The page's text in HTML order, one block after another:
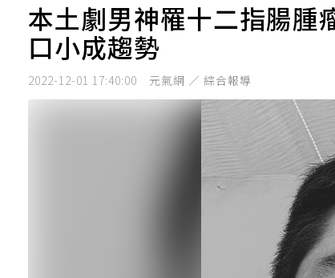
本土劇男神罹十二指腸腫
口小成趨勢
2022-12-01 17:40:00 元氣網 ／ 綜合報導